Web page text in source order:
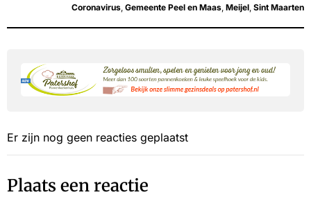
Coronavirus Gemeente Peel en Maas Meijel Sint Maarten
Er zijn nog geen reacties geplaatst
Plaats een reactie